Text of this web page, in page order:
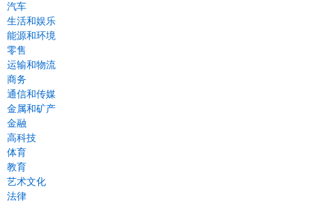
汽车
生活和娱乐
能源和环境
零售
运输和物流
商务
通信和传媒
金属和矿产
金融
高科技
体育
教育
艺术文化
法律